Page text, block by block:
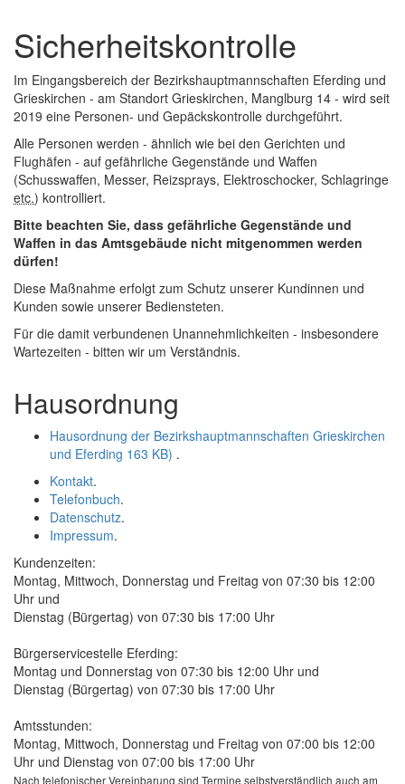
Sicherheitskontrolle
Im Eingangsbereich der Bezirkshauptmannschaften Eferding und
Grieskirchen - am Standort Grieskirchen, Manglburg 14 - wird seit
2019 eine Personen- und Gepäckskontrolle durchgeführt.
Alle Personen werden - ähnlich wie bei den Gerichten und
Flughäfen - auf gefährliche Gegenstände und Waffen
(Schusswaffen, Messer, Reizsprays, Elektroschocker, Schlagringe
etc.) kontrolliert.
Bitte beachten Sie, dass gefährliche Gegenstände und
Waffen in das Amtsgebäude nicht mitgenommen werden
dürfen!
Diese Maßnahme erfolgt zum Schutz unserer Kundinnen und
Kunden sowie unserer Bediensteten.
Für die damit verbundenen Unannehmlichkeiten - insbesondere
Wartezeiten - bitten wir um Verständnis.
Hausordnung
Hausordnung der Bezirkshauptmannschaften Grieskirchen
und Eferding 163 KB) .
Kontakt.
Telefonbuch.
Datenschutz.
Impressum.
Kundenzeiten:
Montag, Mittwoch, Donnerstag und Freitag von 07:30 bis 12:00
Uhr und
Dienstag (Bürgertag) von 07:30 bis 17:00 Uhr
Bürgerservicestelle Eferding:
Montag und Donnerstag von 07:30 bis 12:00 Uhr und
Dienstag (Bürgertag) von 07:30 bis 17:00 Uhr
Amtsstunden:
Montag, Mittwoch, Donnerstag und Freitag von 07:00 bis 12:00
Uhr und Dienstag von 07:00 bis 17:00 Uhr
Nach telefonischer Vereinbarung sind Termine selbstverständlich auch am